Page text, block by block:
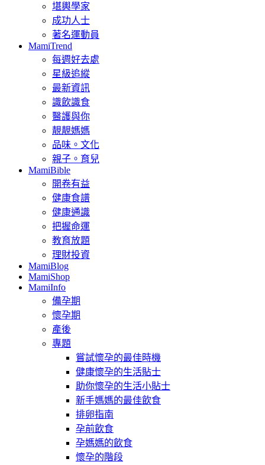
堪輿學家
成功人士
著名運動員
MamiTrend
每週好去處
星級追縱
最新資訊
識飲識食
醫護與你
靚靚媽媽
品味。文化
親子。育兒
MamiBible
開卷有益
健康食譜
健康通識
把握命運
教育放題
理財投資
MamiBlog
MamiShop
MamiInfo
備孕期
懷孕期
產後
專題
嘗試懷孕的最佳時機
健康懷孕的生活貼士
助你懷孕的生活小貼士
新手媽媽的最佳飲食
排卵指南
孕前飲食
孕媽媽的飲食
懷孕的階段